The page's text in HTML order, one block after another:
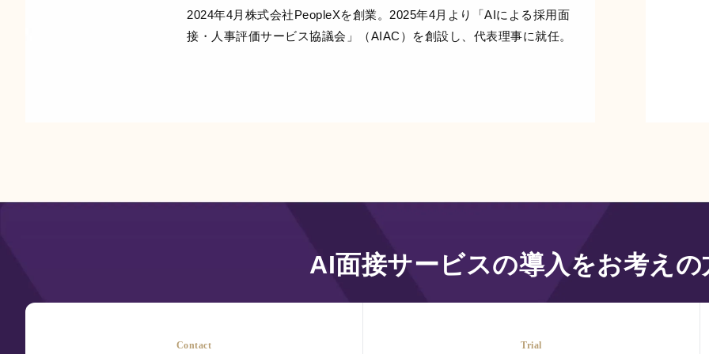
2024年4月株式会社PeopleXを創業。2025年4月より「AIによる採⽤⾯
接・⼈事評価サービス協議会」（AIAC）を創設し、代表理事に就任。
AI面接サービスの導入をお考えの
Contact Trial